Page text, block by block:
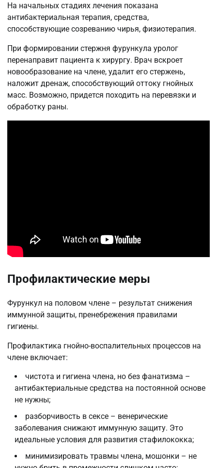
На начальных стадиях лечения показана
антибактериальная терапия, средства,
способствующие созреванию чирья, физиотерапия.
При формировании стержня фурункула уролог
перенаправит пациента к хирургу. Врач вскроет
новообразование на члене, удалит его стержень,
наложит дренаж, способствующий оттоку гнойных
масс. Возможно, придется походить на перевязки и
обработку раны.
Профилактические меры
Фурункул на половом члене – результат снижения
иммунной защиты, пренебрежения правилами
гигиены.
Профилактика гнойно-воспалительных процессов на
члене включает:
чистота и гигиена члена, но без фанатизма –
антибактериальные средства на постоянной основе
не нужны;
разборчивость в сексе – венерические
заболевания снижают иммунную защиту. Это
идеальные условия для развития стафилококка;
минимизировать травмы члена, мошонки – не